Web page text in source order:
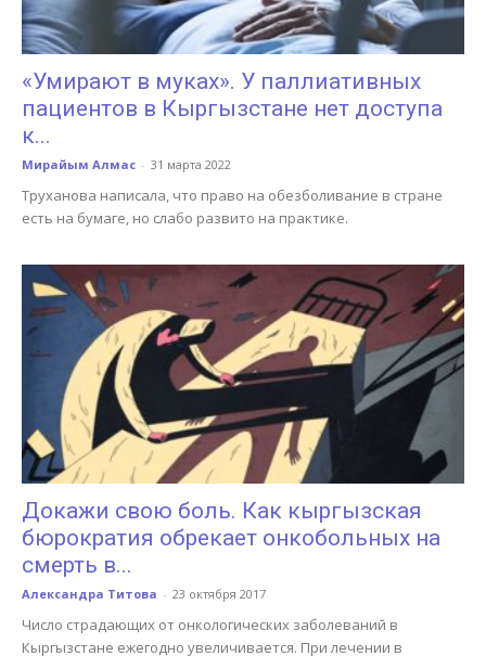
«Умирают в муках». У паллиативных
пациентов в Кыргызстане нет доступа
к...
Мирайым Алмас - 31 марта 2022
Труханова написала, что право на обезболивание в стране
есть на бумаге, но слабо развито на практике.
Докажи свою боль. Как кыргызская
бюрократия обрекает онкобольных на
смерть в...
Александра Титова - 23 октября 2017
Число страдающих от онкологических заболеваний в
Кыргызстане ежегодно увеличивается. При лечении в